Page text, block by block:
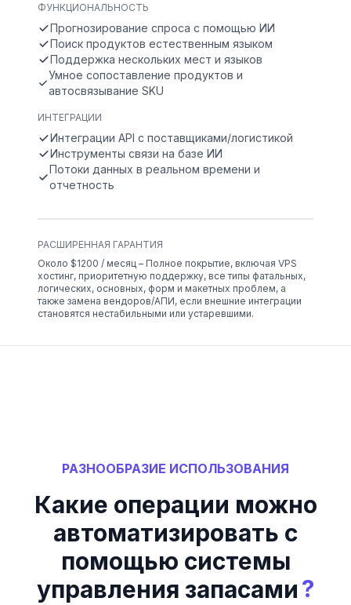
ФУНКЦИОНАЛЬНОСТЬ
Прогнозирование спроса с помощью ИИ
Поиск продуктов естественным языком
Поддержка нескольких мест и языков
Умное сопоставление продуктов и
автосвязывание SKU
ИНТЕГРАЦИИ
Интеграции API с поставщиками/логистикой
Инструменты связи на базе ИИ
Потоки данных в реальном времени и
отчетность
РАСШИРЕННАЯ ГАРАНТИЯ
Около $1200 / месяц – Полное покрытие, включая VPS
хостинг, приоритетную поддержку, все типы фатальных,
логических, основных, форм и макетных проблем, а
также замена вендоров/АПИ, если внешние интеграции
становятся нестабильными или устаревшими.
РАЗНООБРАЗИЕ ИСПОЛЬЗОВАНИЯ
Какие операции можно
автоматизировать с
помощью системы
управления запасами?